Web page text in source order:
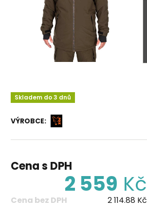
Skladem do 3 dnů
VÝROBCE:
Cena s DPH
2 559 Kč
Cena bez DPH 2 114.88 Kč